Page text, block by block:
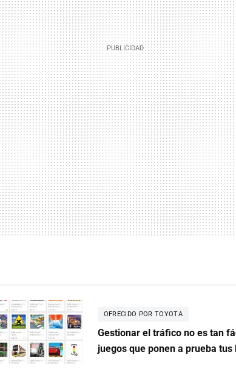
OFRECIDO POR TOYOTA
Gestionar el tráfico no es tan
juegos que ponen a prueba